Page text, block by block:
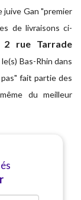
Gan "premier
de livraisons ci-
2 rue Tarrade
Bas-Rhin dans
fait partie des
du meilleur